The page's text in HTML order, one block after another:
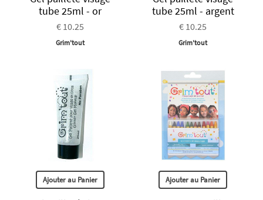
tube 25ml - or
€ 10.25
Grim'tout
tube 25ml - argent
€ 10.25
Grim'tout
Ajouter au Panier Ajouter au Panier